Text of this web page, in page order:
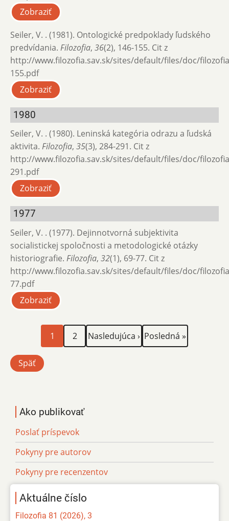
Zobraziť
Seiler, V. . (1981). Ontologické predpoklady ľudského
predvídania. Filozofia, 36(2), 146-155. Cit z
http://www.filozofia.sav.sk/sites/default/files/doc/
155.pdf
Zobraziť
1980
Seiler, V. . (1980). Leninská kategória odrazu a ľudská
aktivita. Filozofia, 35(3), 284-291. Cit z
http://www.filozofia.sav.sk/sites/default/files/doc/
291.pdf
Zobraziť
1977
Seiler, V. . (1977). Dejinnotvorná subjektivita
socialistickej spoločnosti a metodologické otázky
historiografie. Filozofia, 32(1), 69-77. Cit z
http://www.filozofia.sav.sk/sites/default/files/doc/
77.pdf
Zobraziť
StránkovanieAktuálna
stránka
1 Page
2
Ďalšia
strana
Nasledujúca › Posledná
strana
Posledná »
Späť
Ako publikovať
Poslať príspevok
Pokyny pre autorov
Pokyny pre recenzentov
Aktuálne číslo
Filozofia 81 (2026), 3